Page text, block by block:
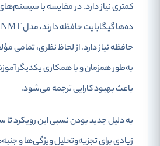
به‌طور همزمان و با همکاری یکدیگر
باعث بهبود کارایی ترجمه می‌شود.
زیادی برای تجزیه‌وتحلیل ویژگی‌ها و